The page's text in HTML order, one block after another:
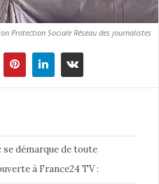
Protection Sociale Réseau des journalistes
démarque de toute
à France24 TV :